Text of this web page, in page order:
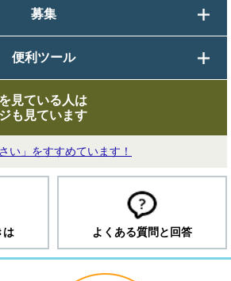
募集
便利ツール
見ている人は
も見ています
い」をすすめています！
は よくある質問と回答